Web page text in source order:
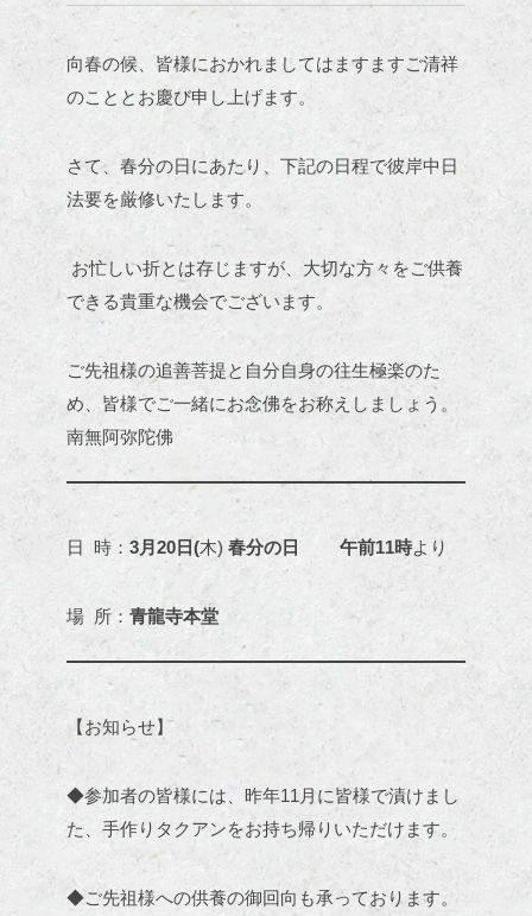
向春の候、皆様におかれましてはますますご清祥
のこととお慶び申し上げます。
さて、春分の日にあたり、下記の日程で彼岸中日
法要を厳修いたします。
お忙しい折とは存じますが、大切な方々をご供養
できる貴重な機会でございます。
ご先祖様の追善菩提と自分自身の往生極楽のた
め、皆様でご一緒にお念佛をお称えしましょう。
南無阿弥陀佛
日 時： 3月20日(木) 春分の日 午前11時より
場 所： 青龍寺本堂
【お知らせ】
◆参加者の皆様には、昨年11月に皆様で漬けまし
た、手作りタクアンをお持ち帰りいただけます。
◆ご先祖様への供養の御回向も承っております。